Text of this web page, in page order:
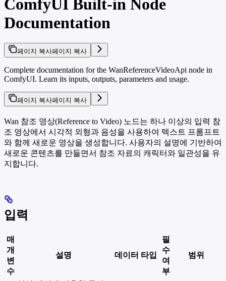
ComfyUI Built-in Node
Documentation
페이지 복사페이지 복사
Complete documentation for the WanReferenceVideoApi node in
ComfyUI. Learn its inputs, outputs, parameters and usage.
페이지 복사페이지 복사
Wan 참조 영상(Reference to Video) 노드는 하나 이상의 입력 참
조 영상에서 시각적 외형과 음성을 사용하여 텍스트 프롬프트
와 함께 새로운 영상을 생성합니다. 사용자의 설명에 기반하여
새로운 콘텐츠를 만들면서 참조 자료의 캐릭터와 일관성을 유
지합니다.
입력
매
개
변
수
설명 데이터 타입
필
수
여
부
범위